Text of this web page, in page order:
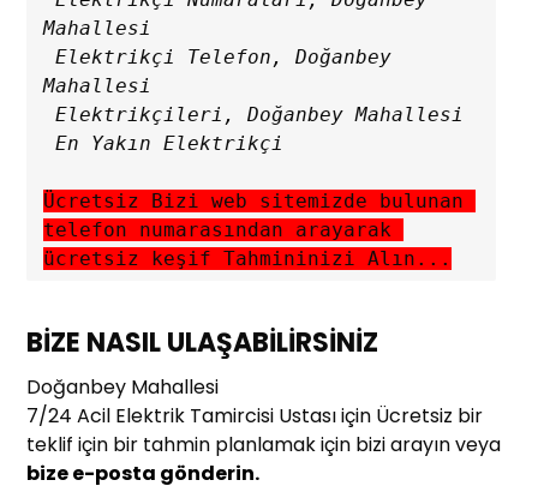
Mahallesi
Elektrikçi Telefon, Doğanbey
Mahallesi
Elektrikçileri, Doğanbey Mahallesi
Ücretsiz Bizi web sitemizde bulunan
telefon numarasından arayarak
ücretsiz keşif Tahmininizi Alın...
BİZE NASIL ULAŞABİLİRSİNİZ
Doğanbey Mahallesi
7/24 Acil Elektrik Tamircisi Ustası için Ücretsiz bir
teklif için bir tahmin planlamak için bizi arayın veya
bize e-posta gönderin.